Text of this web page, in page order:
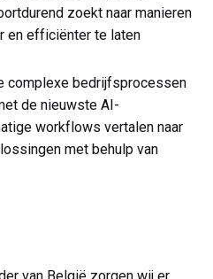
zoekt naar manieren
en efficiënter te laten
complexe bedrijfsprocessen
de nieuwste AI-
workflows vertalen naar
met behulp van